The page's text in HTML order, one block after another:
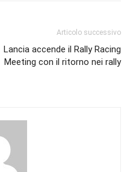
Articolo successivo
Lancia accende il Rally Racing
Meeting con il ritorno nei rally